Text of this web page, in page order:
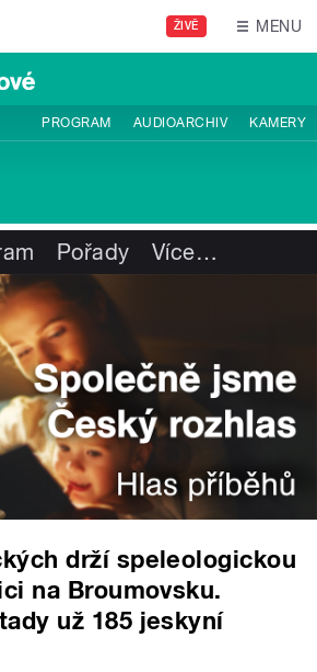
ŽIVĚ MENU
PROGRAM AUDIOARCHIV KAMERY
Pořady Více…
drží speleologickou
na Broumovsku.
už 185 jeskyní